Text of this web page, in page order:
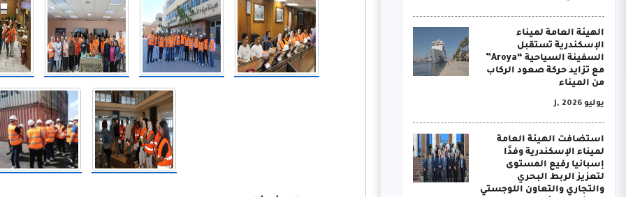
الهيئة العامة لميناء
الإسكندرية تستقبل
السفينة السياحية “Aroya”
مع تزايد حركة صعود الركاب
من الميناء
يوليو J, 2026
استضافت الهيئة العامة
لميناء الإسكندرية وفدًا
إسبانيا رفيع المستوى
لتعزيز الربط البحري
والتجاري والتعاون اللوجستي